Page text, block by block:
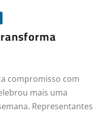
compromisso com
mais uma
Representantes